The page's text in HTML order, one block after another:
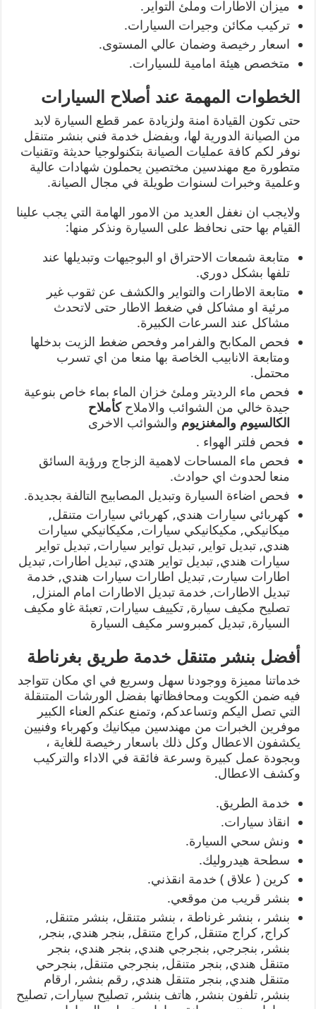
ميزان الاطارات وملئ التواير.
تركيب مكائن وجيرات السيارات.
اسعار رخيصة وضمان عالي المستوى.
متخصص هيئة امامية للسيارات.
الخطوات المهمة عند أصلاح السيارات
حتى تكون القيادة امنة ولزيادة عمر قطع السيارة لابد
من الصيانة الدورية لها، وبفضل خدمة فني بنشر متنقل
نوفر لكم كافة عمليات الصيانة بتكنولوجيا حديثة وتقنيات
متطورة مع مهندسين مختصين يحملون شهادات عالية
وعلمية وخبرات لسنوات طويلة في مجال الصيانة.
ولايجب ان نغفل العديد من الامور الهامة التي يجب علينا
القيام بها حتى نحافظ على السيارة ونذكر منها:
متابعة شمعات الاحتراق او البوجيهات وتبديلها عند
تلفها بشكل دوري.
متابعة الاطارات والتواير والكشف عن ثقوب غير
مرئية او مشاكل في ضغط الاطار حتى لاتحدث
مشاكل عند السرعات الكبيرة.
فحص المكابح والفرامر وفحص ضغط الزيت بدخلها
ومتابعة الانابيب الخاصة بها منعا من اي تسرب
محتمل.
فحص ماء الرديتر وملئ خزان الماء بماء خاص بنوعية
جيدة خالي من الشوائب والاملاحكأملاح
الكالسيوم والمغنزيوم والشوائب الاخرى
فحص فلتر الهواء .
فحص ماء المساحات لاهمية الزجاج ورؤية السائق
منعا لحدوث اي حوادث.
فحص اضاءة السيارة وتبديل المصابيح التالفة بجديدة.
كهربائي سيارات هندي, كهربائي سيارات متنقل,
ميكانيكي, مكيكانيكي سيارات, مكيكانيكي سيارات
هندي, تبديل تواير, تبديل تواير سيارات, تبديل تواير
سيارات هندي, تبديل تواير هتدي, تبديل اطارات, تبديل
اطارات سيارت, تبديل اطارات سيارات هندي, خدمة
تبديل الاطارات, خدمة تبديل الاطارات امام المنزل,
تصليح مكيف سيارة, تكييف سيارات, تعبئة غاو مكيف
السيارة, تبديل كمبروسر مكيف السيارة
أفضل بنشر متنقل خدمة طريق بغرناطة
خدماتنا مميزة ووجودنا سهل وسريع في اي مكان تتواجد
فيه ضمن الكويت ومحافظاتها بفضل الورشات المتنقلة
التي تصل اليكم وتساعدكم، وتمنع عنكم العناء الكبير
موفرين الخبرات من مهندسين ميكانيك وكهرباء وفنيين
يكشفون الاعطال وكل ذلك باسعار رخيصة للغاية ،
وبجودة عمل كبيرة وسرعة فائقة في الاداء والتركيب
وكشف الاعطال.
خدمة الطريق.
انقاذ سيارات.
ونش سحي السيارة.
سطحة هيدروليك.
كرين ( علاق ) خدمة انقذني.
بنشر قريب من موقعي.
بنشر ، بنشر غرناطة ، بنشر متنقل، بنشر متنقل,
كراج, كراج متنقل, كراج متنقل, بنجر هندي, بنجر,
بنشر, بنجرجي, بنجرجي هندي, بنجر هندي، بنجر
متنقل هندي, بنجر متنقل, بنجرجي متنقل, بنجرحي
متنقل هندي, بنجر متنقل هندي, رقم بنشر, ارقام
بنشر, تلفون بنشر, هاتف بنشر, تصليح سيارات, تصليح